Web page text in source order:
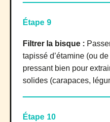
Étape 9
Filtrer la bisque :
tapissé d’étamine (ou
pressant bien pour
solides (carapaces,
Étape 10